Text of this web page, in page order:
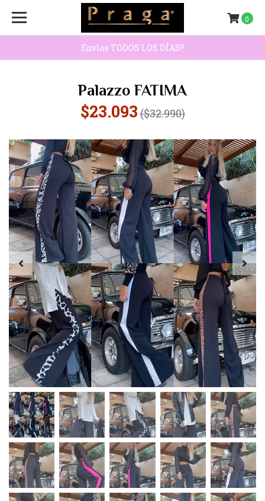
Envíos TODOS LOS DÍAS!!
0
Palazzo FATIMA
$23.093($32.990)